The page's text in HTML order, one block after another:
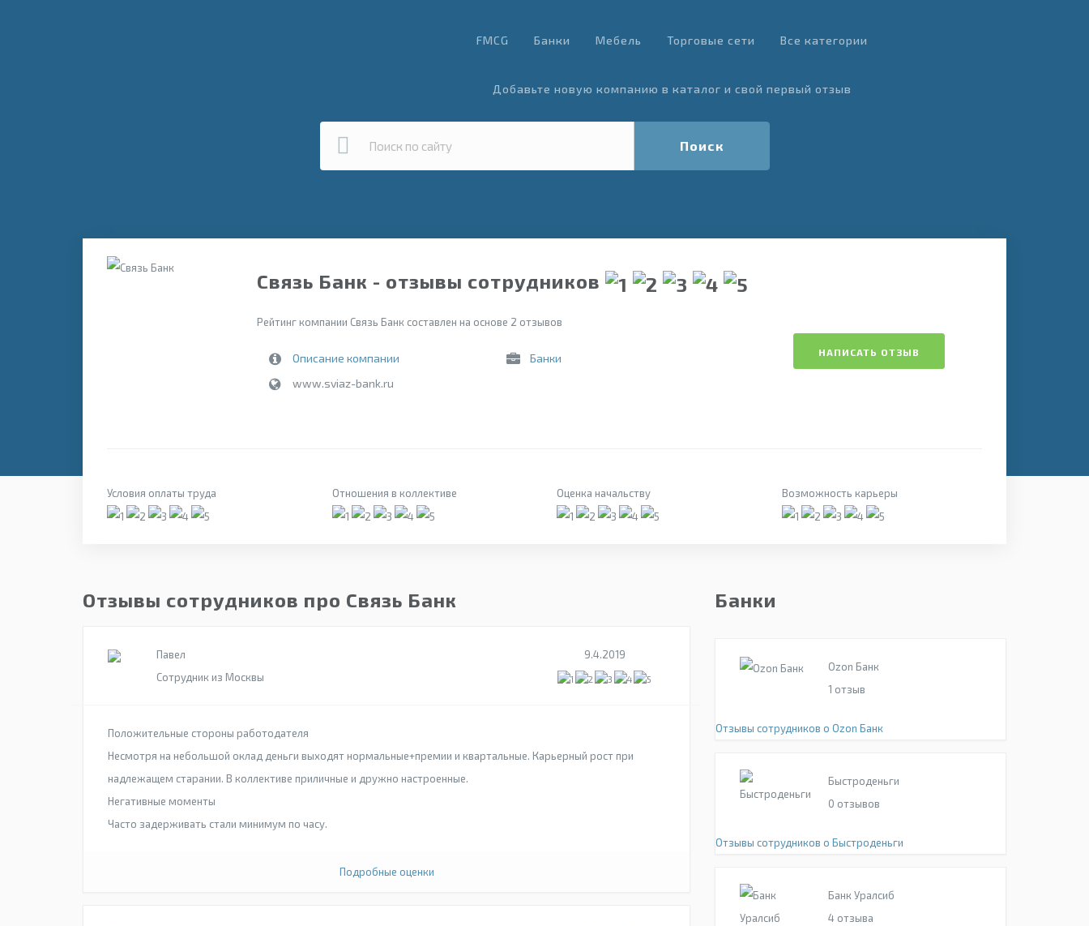
FMCG Банки Мебель Торговые сети Все категории
Добавьте новую компанию в каталог и свой первый отзыв
Поиск
Связь Банк - отзывы сотрудников
Рейтинг компании Связь Банк составлен на основе 2 отзывов
Описание компании
Банки
www.sviaz-bank.ru
НАПИСАТЬ ОТЗЫВ
Условия оплаты труда Отношения в коллективе Оценка начальству Возможность карьеры
Отзывы сотрудников про Связь Банк
Павел
Сотрудник из Москвы
9.4.2019
Положительные стороны работодателя
Несмотря на небольшой оклад деньги выходят нормальные+премии и квартальные. Карьерный рост при
надлежащем старании. В коллективе приличные и дружно настроенные.
Негативные моменты
Часто задерживать стали минимум по часу.
Подробные оценки
Банки
Ozon Банк
1 отзыв
Отзывы сотрудников о Ozon Банк
Быстроденьги
0 отзывов
Отзывы сотрудников о Быстроденьги
Банк Уралсиб
4 отзыва